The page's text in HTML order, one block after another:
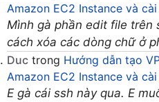
Amazon EC2 Instance và
Mình gà phần edit file trên
cách xóa các dòng chữ ở
Duc trong Hướng dẫn tạo
Amazon EC2 Instance và
E gà cái ssh này qua. E